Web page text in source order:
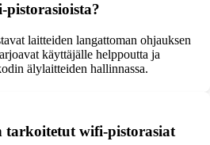
laitteiden langattoman ohjauksen
käyttäjälle helppoutta ja
älylaitteiden hallinnassa.
wifi-pistorasiat